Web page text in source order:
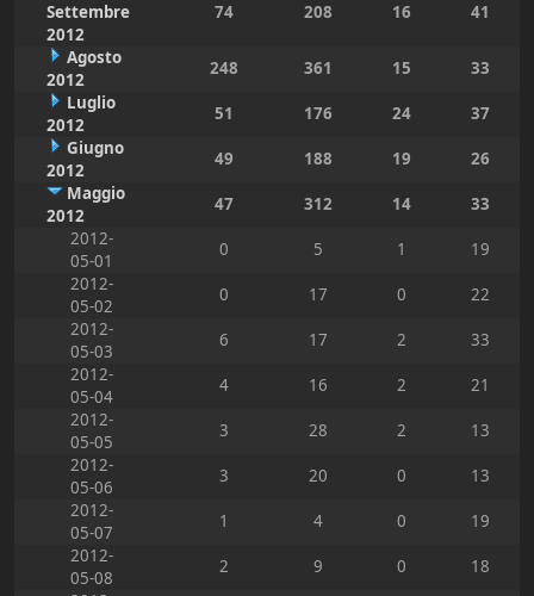
Settembre
2012
74 208 16 41
Agosto
2012
248 361 15
33
Luglio
2012
51 176 24
37
Giugno
2012
49 188 19
26
Maggio
2012
47 312 14
33
2012-
05-01
0 5 1
19
2012-
05-02
0 17 0
22
2012-
05-03
6 17 2
33
2012-
05-04
4 16 2
21
2012-
05-05
3 28 2
13
2012-
05-06
3 20 0
13
2012-
05-07
1 4 0
19
2012-
05-08
2 9 0
18